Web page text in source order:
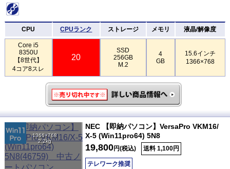
CPU CPUランク ストレージ メモリ 液晶/解像度
Core i5
8350U
【8世代】
4コア8スレ
20
SSD
256GB
M.2
4
GB
15.6インチ
1366×768
1366×768
2.2kg
NEC 【即納パソコン】VersaPro VKM16/
X-5 (Win11pro64) 5N8
19,800円(税込) 送料 1,100円
テレワーク推奨